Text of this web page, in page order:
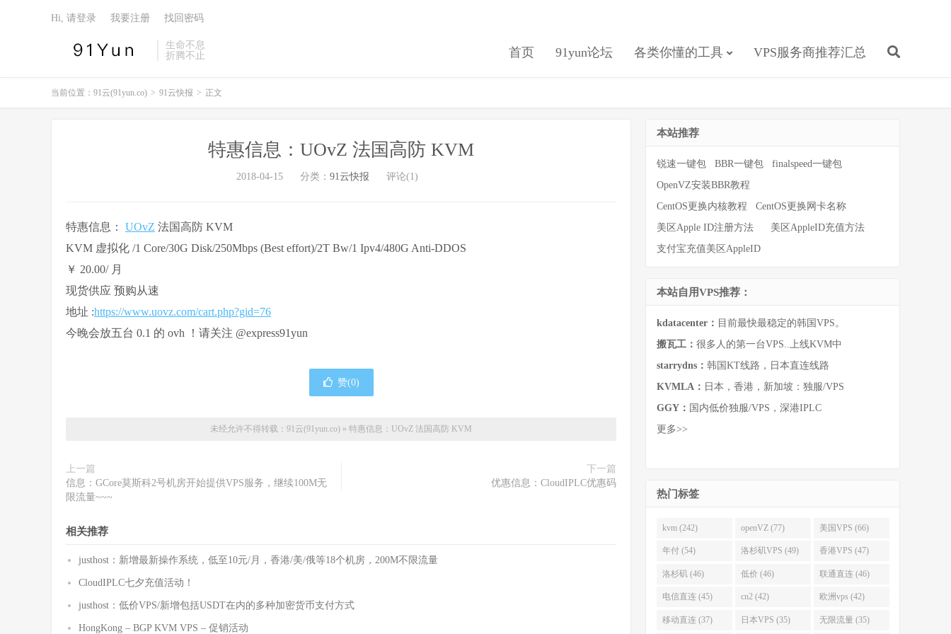
生命不息
折腾不止
首页 91yun论坛 各类你懂的工具 VPS服务商推荐汇总
Hi, 请登录 我要注册 找回密码
当前位置： 91云(91yun.co) > 91云快报 > 正文
特惠信息：UOvZ 法国高防 KVM
2018-04-15 分类： 91云快报 评论(1)
特惠信息： UOvZ 法国高防 KVM
KVM 虚拟化 /1 Core/30G Disk/250Mbps (Best effort)/2T Bw/1 Ipv4/480G Anti-DDOS
￥ 20.00/ 月
现货供应 预购从速
地址 :https://www.uovz.com/cart.php?gid=76
今晚会放五台 0.1 的 ovh ！请关注 @express91yun
赞(0)
未经允许不得转载： 91云(91yun.co) » 特惠信息：UOvZ 法国高防 KVM
上一篇
信息：GCore莫斯科2号机房开始提供VPS服务，继续100M无
限流量~~~
下一篇
优惠信息：CloudIPLC优惠码
相关推荐
justhost：新增最新操作系统，低至10元/月，香港/美/俄等18个机房，200M不限流量
CloudIPLC七夕充值活动！
justhost：低价VPS/新增包括USDT在内的多种加密货币支付方式
HongKong – BGP KVM VPS – 促销活动
本站推荐
锐速一键包 BBR一键包
finalspeed一键包
OpenVZ安装BBR教程
CentOS更换内核教程
CentOS更换网卡名称
美区Apple ID注册方法
美区AppleID充值方法
支付宝充值美区AppleID
本站自用VPS推荐：
kdatacenter： 目前最快最稳定的韩国VPS。
搬瓦工： 很多人的第一台VPS..上线KVM中
starrydns： 韩国KT线路，日本直连线路
KVMLA： 日本，香港，新加坡：独服/VPS
GGY： 国内低价独服/VPS，深港IPLC
更多>>
热门标签
kvm (242) openVZ (77) 美国VPS (66)
年付 (54) 洛杉矶VPS (49) 香港VPS (47)
洛杉矶 (46) 低价 (46) 联通直连 (46)
电信直连 (45) cn2 (42) 欧洲vps (42)
移动直连 (37) 日本VPS (35) 无限流量 (35)